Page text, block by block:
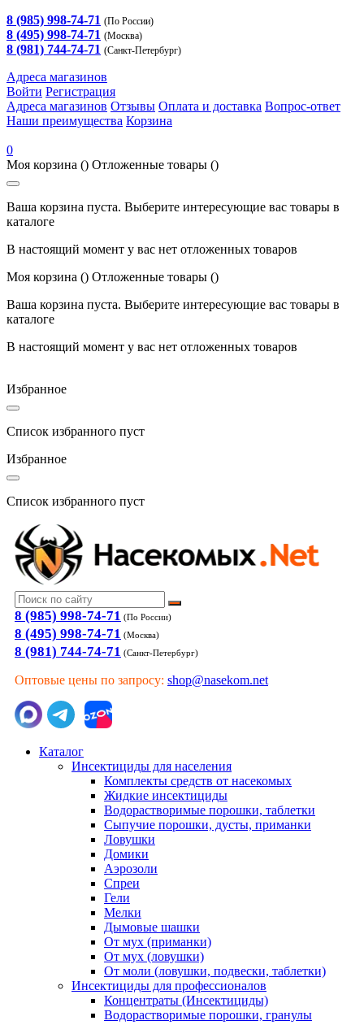
8 (985) 998-74-71 (По России)
8 (495) 998-74-71 (Москва)
8 (981) 744-74-71 (Санкт-Петербург)
Адреса магазинов
Войти Регистрация
Адреса магазинов Отзывы Оплата и доставка Вопрос-ответ
Наши преимущества Корзина
0
Моя корзина () Отложенные товары ()
Ваша корзина пуста. Выберите интересующие вас товары в
каталоге
В настоящий момент у вас нет отложенных товаров
Моя корзина () Отложенные товары ()
Ваша корзина пуста. Выберите интересующие вас товары в
каталоге
В настоящий момент у вас нет отложенных товаров
Избранное
Список избранного пуст
Избранное
Список избранного пуст
8 (985) 998-74-71 (По России)
8 (495) 998-74-71 (Москва)
8 (981) 744-74-71 (Санкт-Петербург)
Оптовые цены по запросу: shop@nasekom.net
Каталог
Инсектициды для населения
Комплекты средств от насекомых
Жидкие инсектициды
Водорастворимые порошки, таблетки
Сыпучие порошки, дусты, приманки
Ловушки
Домики
Аэрозоли
Спреи
Гели
Мелки
Дымовые шашки
От мух (приманки)
От мух (ловушки)
От моли (ловушки, подвески, таблетки)
Инсектициды для профессионалов
Концентраты (Инсектициды)
Водорастворимые порошки, гранулы